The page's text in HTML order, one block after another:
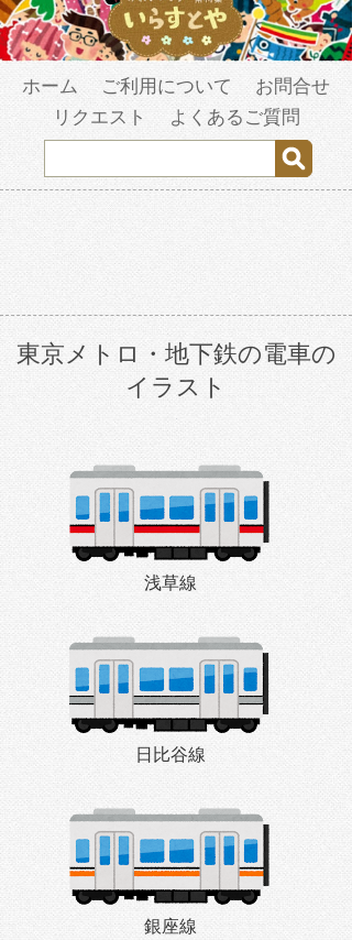
ホーム ご利用について
お問合せ
リクエスト
よくあるご質問
東京メトロ・地下鉄の電車の
イラスト
浅草線
日比谷線
銀座線